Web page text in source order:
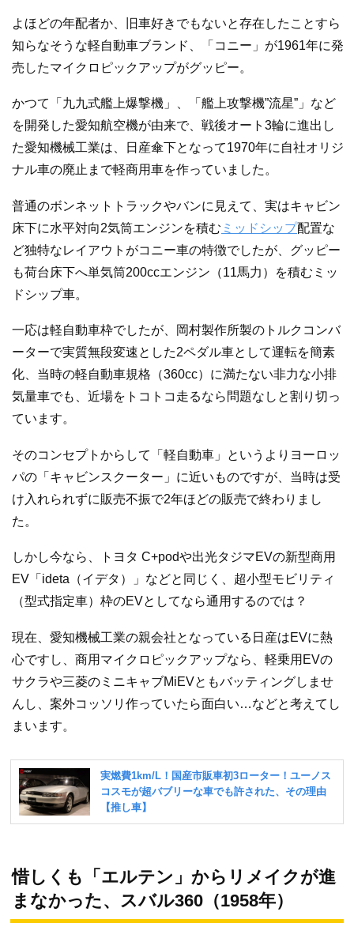
よほどの年配者か、旧車好きでもないと存在したことすら
知らなそうな軽自動車ブランド、「コニー」が1961年に発
売したマイクロピックアップがグッピー。
かつて「九九式艦上爆撃機」、「艦上攻撃機”流星”」など
を開発した愛知航空機が由来で、戦後オート3輪に進出し
た愛知機械工業は、日産傘下となって1970年に自社オリジ
ナル車の廃止まで軽商用車を作っていました。
普通のボンネットトラックやバンに見えて、実はキャビン
床下に水平対向2気筒エンジンを積む ミッドシップ配置な
ど独特なレイアウトがコニー車の特徴でしたが、グッピー
も荷台床下へ単気筒200ccエンジン（11馬力）を積むミッ
ドシップ車。
一応は軽自動車枠でしたが、岡村製作所製のトルクコンバ
ーターで実質無段変速とした2ペダル車として運転を簡素
化、当時の軽自動車規格（360cc）に満たない非力な小排
気量車でも、近場をトコトコ走るなら問題なしと割り切っ
ています。
そのコンセプトからして「軽自動車」というよりヨーロッ
パの「キャビンスクーター」に近いものですが、当時は受
け入れられずに販売不振で2年ほどの販売で終わりまし
た。
しかし今なら、トヨタ C+podや出光タジマEVの新型商用
EV「ideta（イデタ）」などと同じく、超小型モビリティ
（型式指定車）枠のEVとしてなら通用するのでは？
現在、愛知機械工業の親会社となっている日産はEVに熱
心ですし、商用マイクロピックアップなら、軽乗用EVの
サクラや三菱のミニキャブMiEVともバッティングしませ
んし、案外コッソリ作っていたら面白い…などと考えてし
まいます。
惜しくも「エルテン」からリメイクが進
まなかった、スバル360（1958年）